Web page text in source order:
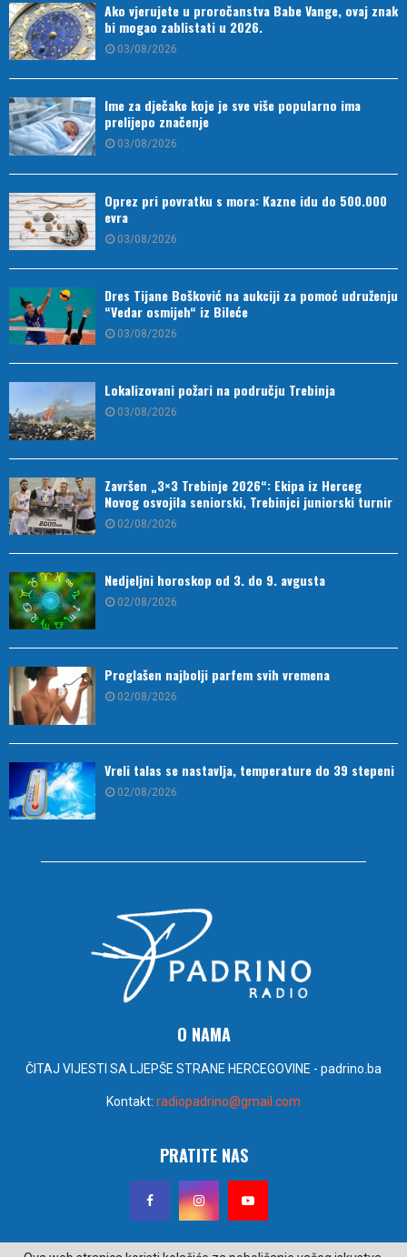
Ako vjerujete u proročanstva Babe Vange, ovaj znak
bi mogao zablistati u 2026.
03/08/2026
Ime za dječake koje je sve više popularno ima
prelijepo značenje
03/08/2026
Oprez pri povratku s mora: Kazne idu do 500.000
evra
03/08/2026
Dres Tijane Bošković na aukciji za pomoć udruženju
“Vedar osmijeh“ iz Bileće
03/08/2026
Lokalizovani požari na području Trebinja
03/08/2026
Završen „3×3 Trebinje 2026“: Ekipa iz Herceg
Novog osvojila seniorski, Trebinjci juniorski turnir
02/08/2026
Nedjeljni horoskop od 3. do 9. avgusta
02/08/2026
Proglašen najbolji parfem svih vremena
02/08/2026
Vreli talas se nastavlja, temperature do 39 stepeni
02/08/2026
O NAMA
ČITAJ VIJESTI SA LJEPŠE STRANE HERCEGOVINE - padrino.ba
Kontakt: radiopadrino@gmail.com
PRATITE NAS